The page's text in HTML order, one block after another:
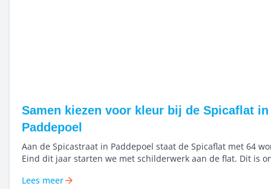
Samen kiezen voor kleur bij de Spicaflat in
Paddepoel
Aan de Spicastraat in Paddepoel staat de Spicaflat met 64
Eind dit jaar starten we met schilderwerk aan de flat. Dit is
werken we vanaf het begin samen met kleuranalist
Lees meer